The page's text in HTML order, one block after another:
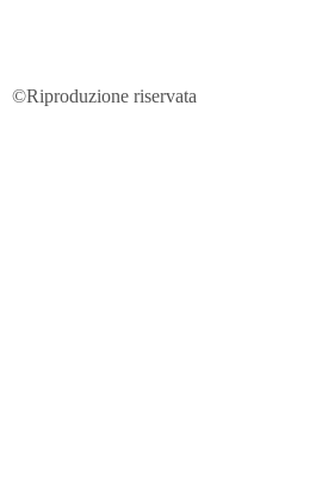
©Riproduzione riservata